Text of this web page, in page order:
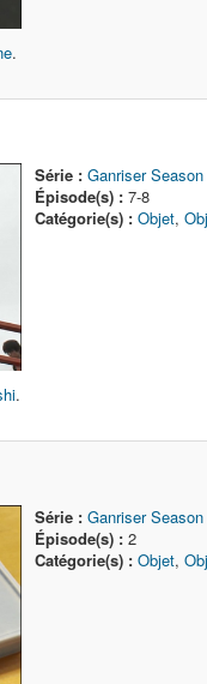
.
Série : Ganriser
Épisode(s) : 7-8
Catégorie(s) : Objet,
.
Série : Ganriser
Épisode(s) : 2
Catégorie(s) : Objet,